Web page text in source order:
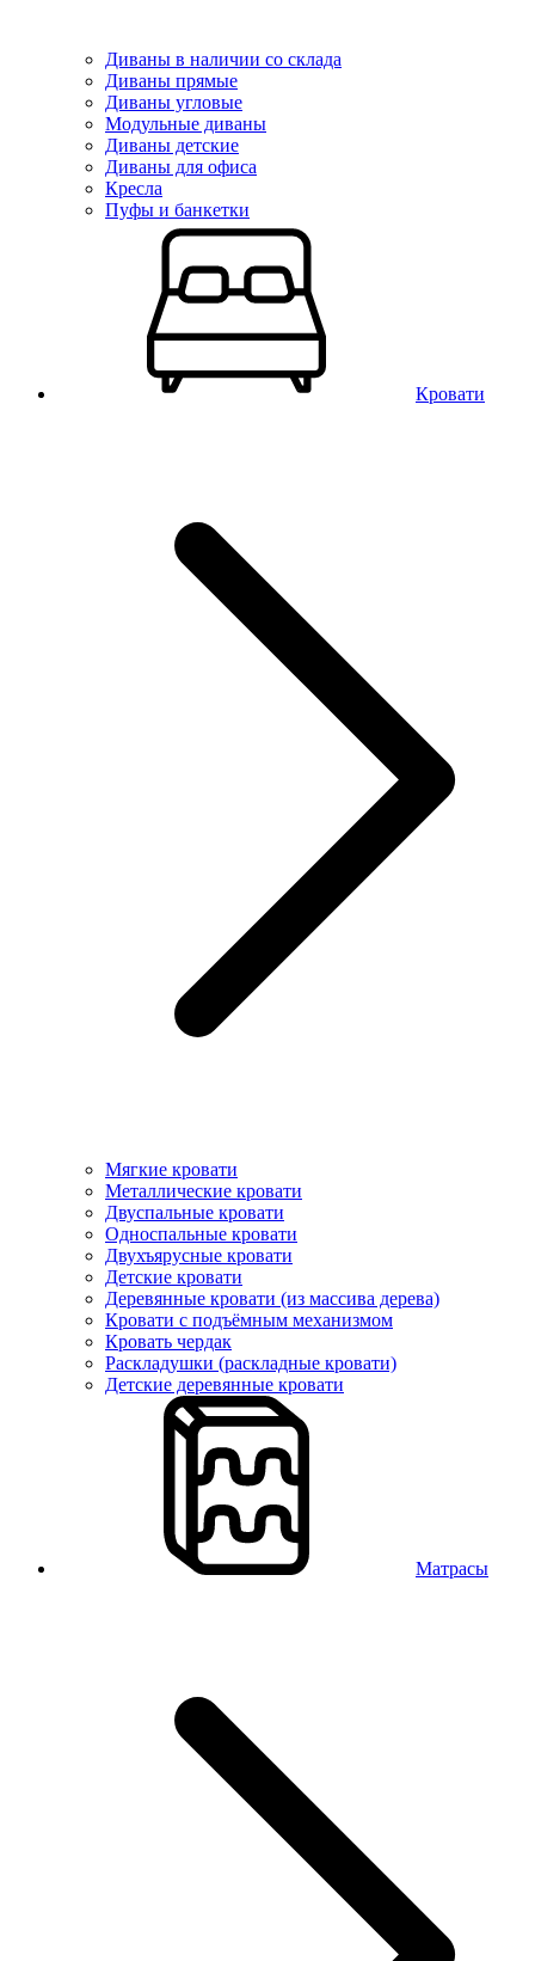
Диваны в наличии со склада
Диваны прямые
Диваны угловые
Модульные диваны
Диваны детские
Диваны для офиса
Кресла
Пуфы и банкетки
Кровати
Мягкие кровати
Металлические кровати
Двуспальные кровати
Односпальные кровати
Двухъярусные кровати
Детские кровати
Деревянные кровати (из массива дерева)
Кровати с подъёмным механизмом
Кровать чердак
Раскладушки (раскладные кровати)
Детские деревянные кровати
Матрасы